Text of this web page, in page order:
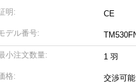
明: CE
デル番号:
小注文数量: 1 羽
格: 交渉可能